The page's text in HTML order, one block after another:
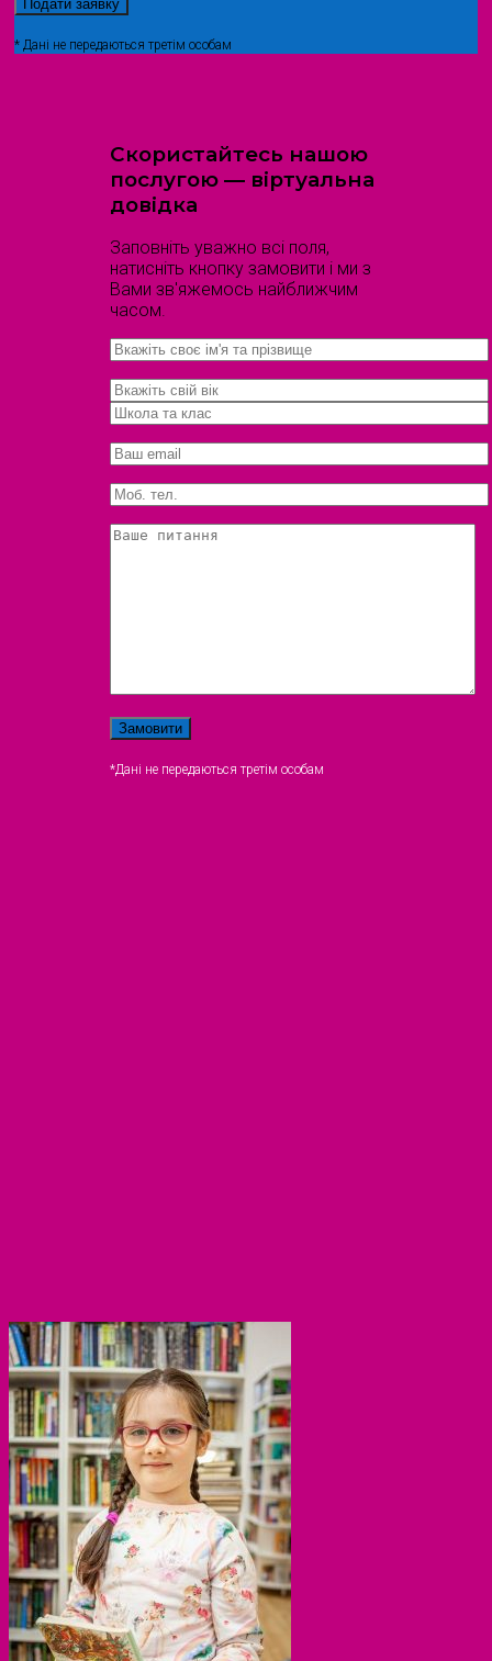
* Дані не передаються третім особам
Скористайтесь нашою
послугою — віртуальна
довідка
Заповніть уважно всі поля,
натисніть кнопку замовити і ми з
Вами зв'яжемось найближчим
часом.
*Дані не передаються третім особам